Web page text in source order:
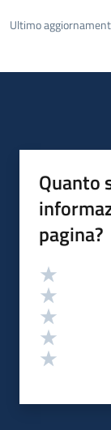
Ultimo
Quanto
pagina?
Valutazione